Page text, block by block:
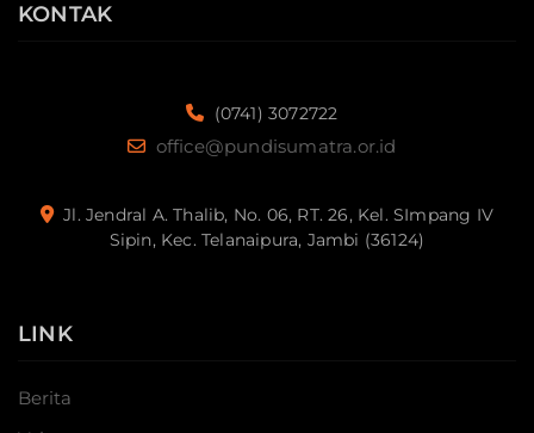
KONTAK
(0741) 3072722
office@pundisumatra.or.id
Jl. Jendral A. Thalib, No. 06, RT. 26, Kel. SImpang IV
Sipin, Kec. Telanaipura, Jambi (36124)
LINK
Berita